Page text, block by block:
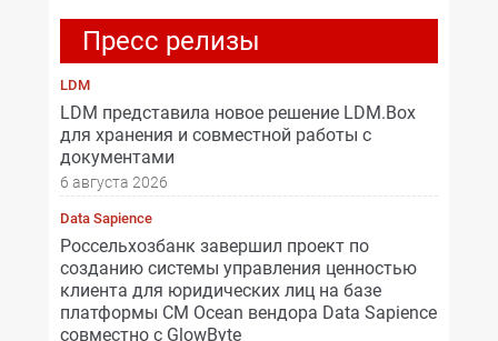
Пресс релизы
LDM
LDM представила новое решение LDM.Box
для хранения и совместной работы с
документами
6 августа 2026
Data Sapience
Россельхозбанк завершил проект по
созданию системы управления ценностью
клиента для юридических лиц на базе
платформы CM Ocean вендора Data Sapience
совместно с GlowByte